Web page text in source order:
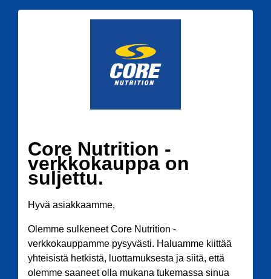
Core Nutrition -
verkkokauppa on
suljettu.
Hyvä asiakkaamme,
Olemme sulkeneet Core Nutrition -
verkkokauppamme pysyvästi. Haluamme kiittää
yhteisistä hetkistä, luottamuksesta ja siitä, että
olemme saaneet olla mukana tukemassa sinua